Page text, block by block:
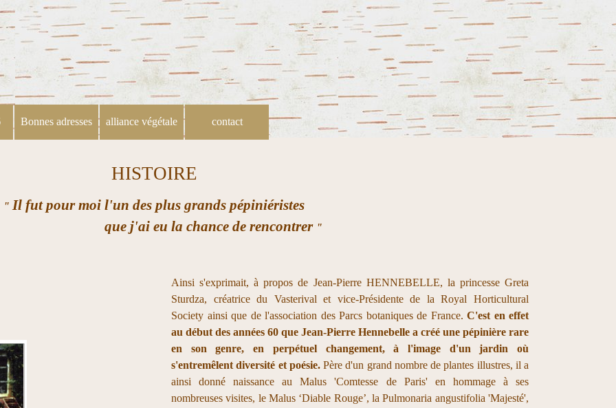
Bonnes adresses alliance végétale contact
HISTOIRE
" Il fut pour moi l'un des plus grands pépiniéristes
que j'ai eu la chance de rencontrer "
Ainsi s'exprimait, à propos de Jean-Pierre HENNEBELLE, la princesse Greta
Sturdza, créatrice du Vasterival et vice-Présidente de la Royal Horticultural
Society ainsi que de l'association des Parcs botaniques de France. C'est en effet
au début des années 60 que Jean-Pierre Hennebelle a créé une pépinière rare
en son genre, en perpétuel changement, à l'image d'un jardin où
s'entremêlent diversité et poésie.Père d'un grand nombre de plantes illustres, il a
ainsi donné naissance au Malus 'Comtesse de Paris' en hommage à ses
nombreuses visites, le Malus ‘Diable Rouge’, la Pulmonaria angustifolia 'Majesté',